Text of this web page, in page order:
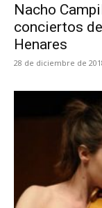
Nacho
conciertos
Henares
28 de diciembre de